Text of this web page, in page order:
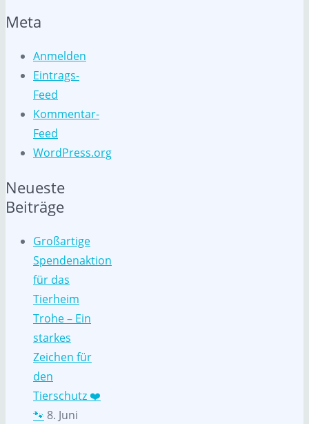
Meta
Anmelden
Eintrags-
Feed
Kommentar-
Feed
WordPress.org
Neueste
Beiträge
Großartige
Spendenaktion
für das
Tierheim
Trohe – Ein
starkes
Zeichen für
den
Tierschutz ❤️
🐾 8. Juni